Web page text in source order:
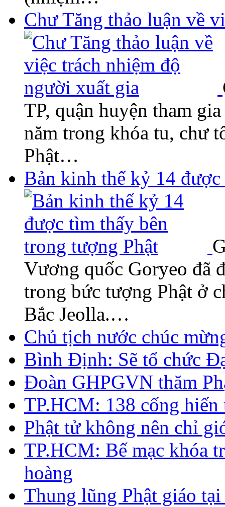
Chư Tăng thảo luận về
TP, quận huyện tham
năm trong khóa tu, chư
Phật…
Bản kinh thế kỷ 14
Vương quốc Goryeo đã
trong bức tượng Phật ở
Bắc Jeolla.…
Chủ tịch nước chúc
Bình Định: Sẽ tổ chức
Đoàn GHPGVN thăm
TP.HCM: 138 cống
Phật tử không nên chỉ
TP.HCM: Bế mạc khóa
hoàng
Thung lũng Phật giáo